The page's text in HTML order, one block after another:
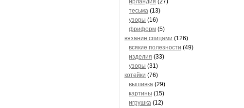
ирландия (27)
тесьма (13)
узоры (16)
фриформ (5)
вязание спицами (126)
всякие полезности (49)
изделия (33)
узоры (31)
котейки (76)
вышивка (29)
картины (15)
игрушка (12)